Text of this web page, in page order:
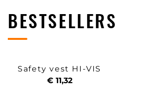
BESTSELLERS
Safety vest HI-VIS
€ 11,32